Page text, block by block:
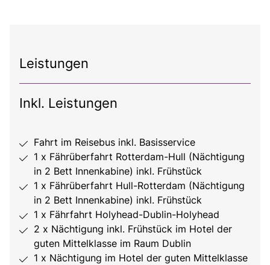
Leistungen
Inkl. Leistungen
Fahrt im Reisebus inkl. Basisservice
1 x Fährüberfahrt Rotterdam-Hull (Nächtigung
in 2 Bett Innenkabine) inkl. Frühstück
1 x Fährüberfahrt Hull-Rotterdam (Nächtigung
in 2 Bett Innenkabine) inkl. Frühstück
1 x Fährfahrt Holyhead-Dublin-Holyhead
2 x Nächtigung inkl. Frühstück im Hotel der
guten Mittelklasse im Raum Dublin
1 x Nächtigung im Hotel der guten Mittelklasse